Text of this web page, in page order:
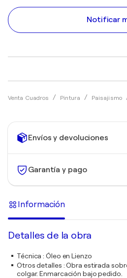
Venta Cuadros Pintura Paisajismo
Notificar
Envíos y devoluciones
Garantía y pago
Información
Detalles de la obra
Técnica :Óleo en Lienzo
Otros detalles :Obra estirada
colgar. Enmarcación bajo pedido.